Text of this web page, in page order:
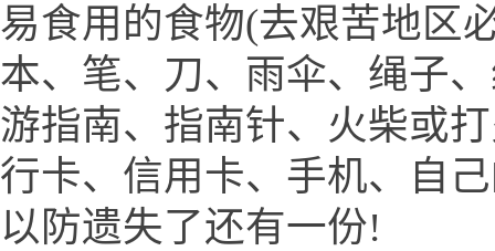
易食用的食物(去艰苦地区
本、笔、刀、雨伞、绳子
游指南、指南针、火柴或
行卡、信用卡、手机、自
以防遗失了还有一份!